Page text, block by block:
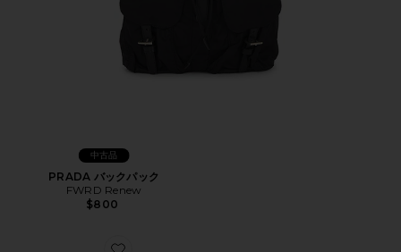
中古品
PRADA バックパック
FWRD Renew
$800